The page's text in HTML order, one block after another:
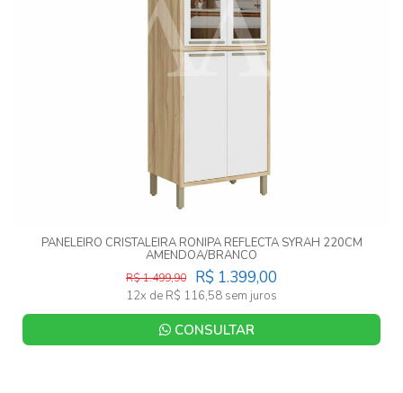
PANELEIRO CRISTALEIRA RONIPA REFLECTA SYRAH 220CM
AMENDOA/BRANCO
R$ 1.399,00
R$ 1.499,90
12x de R$ 116,58 sem juros
CONSULTAR